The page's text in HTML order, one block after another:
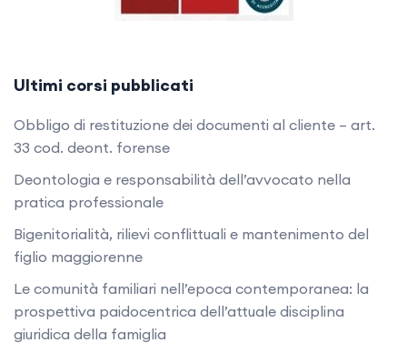
Ultimi corsi pubblicati
Obbligo di restituzione dei documenti al cliente – art.
33 cod. deont. forense
Deontologia e responsabilità dell’avvocato nella
pratica professionale
Bigenitorialità, rilievi conflittuali e mantenimento del
figlio maggiorenne
Le comunità familiari nell’epoca contemporanea: la
prospettiva paidocentrica dell’attuale disciplina
giuridica della famiglia